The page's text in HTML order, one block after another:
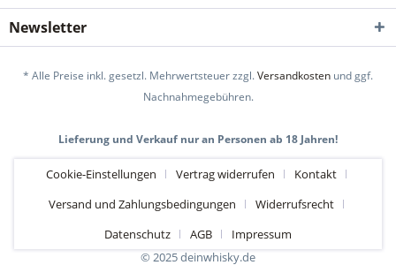
Newsletter
* Alle Preise inkl. gesetzl. Mehrwertsteuer zzgl.Versandkosten und ggf.
Nachnahmegebühren.
Lieferung und Verkauf nur an Personen ab 18 Jahren!
Cookie-Einstellungen Vertrag widerrufen
Kontakt
Versand und Zahlungsbedingungen
Widerrufsrecht
Datenschutz
AGB
Impressum
© 2025 deinwhisky.de